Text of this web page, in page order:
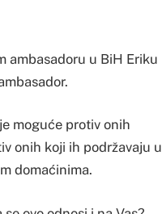
ambasadoru u BiH Eriku
moguće protiv onih
onih koji ih podržavaju u
domaćinima.